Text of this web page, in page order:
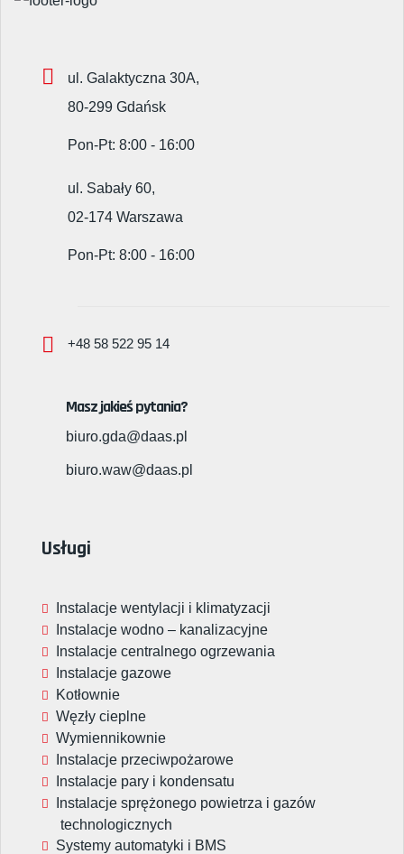
ul. Galaktyczna 30A,
80-299 Gdańsk
Pon-Pt: 8:00 - 16:00
ul. Sabały 60,
02-174 Warszawa
Pon-Pt: 8:00 - 16:00
+48 58 522 95 14
Masz jakieś pytania?
biuro.gda@daas.pl
biuro.waw@daas.pl
Usługi
Instalacje wentylacji i klimatyzacji
Instalacje wodno – kanalizacyjne
Instalacje centralnego ogrzewania
Instalacje gazowe
Kotłownie
Węzły cieplne
Wymiennikownie
Instalacje przeciwpożarowe
Instalacje pary i kondensatu
Instalacje sprężonego powietrza i gazów
technologicznych
Systemy automatyki i BMS